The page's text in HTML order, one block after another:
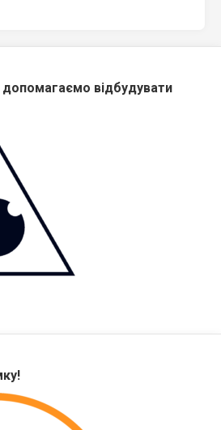
допомагаємо відбудувати